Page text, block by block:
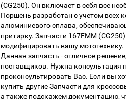
(CG250). Он включает в себя все
Поршень разработан с учетом всех
алюминиевого сплава,
притирку. Запчасти 167FMM
модифицировать вашу
Данная запчасть - отличное
поставщиков. Нужна консультация
проконсультировать Вас. Если вы
купить другие Запчасти для
а также подскажем документацию,